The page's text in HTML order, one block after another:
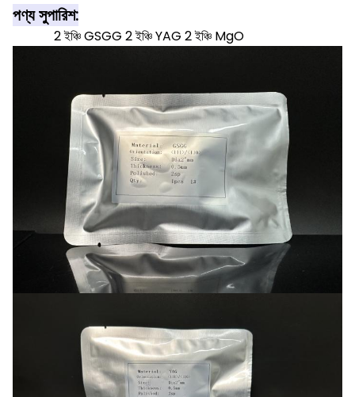
পণ্য সুপারিশ:
2 ইঞ্চি GSGG 2 ইঞ্চি YAG 2 ইঞ্চি MgO